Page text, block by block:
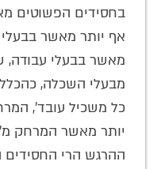
בחסידים הפשוטים
אף יותר מאשר בבעלי
מאשר בבעלי עבודה,
מבעלי השכלה,
כל משכיל עובד',
יותר מאשר המרחק
ההרגש הרי